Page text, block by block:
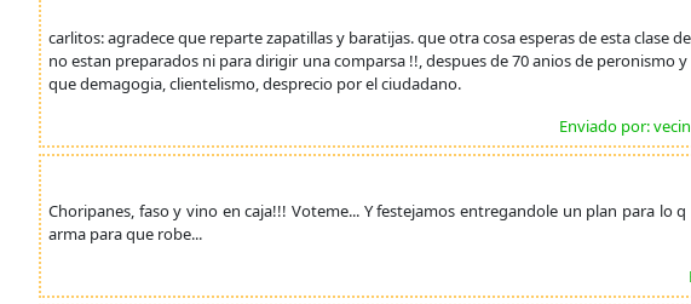
carlitos: agradece que reparte zapatillas y baratijas. que otra cosa esperas de esta clase
no estan preparados ni para dirigir una comparsa !!, despues de 70 anios de peronismo
que demagogia, clientelismo, desprecio por el ciudadano.
Enviado por:
Choripanes, faso y vino en caja!!! Voteme... Y festejamos entregandole un plan para lo
arma para que robe...